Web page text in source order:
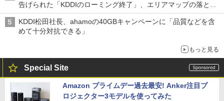
告げられた「KDDIのローミング終了」、エリアマップの落とし
穴と楽天モバイルの課題
KDDI松田社長、ahamoの40GBキャンペーンに「品質などを含
めて十分対抗できる」
もっと見る
Special Site
Amazon プライムデー過去最安! Anker注目プ
ロジェクター3モデルを使ってみた